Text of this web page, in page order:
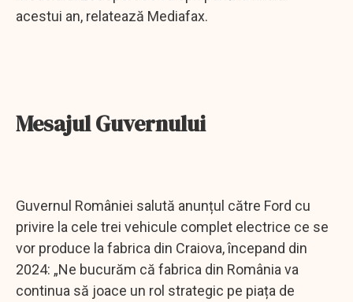
acestui an, relatează Mediafax.
Mesajul Guvernului
Guvernul României salută anunțul către Ford cu
privire la cele trei vehicule complet electrice ce se
vor produce la fabrica din Craiova, începand din
2024: „Ne bucurăm că fabrica din România va
continua să joace un rol strategic pe piața de